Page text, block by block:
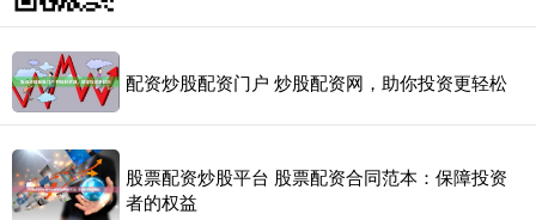
配资炒股配资门户 炒股配资网，助你投资更轻松
股票配资炒股平台 股票配资合同范本：保障投资
者的权益